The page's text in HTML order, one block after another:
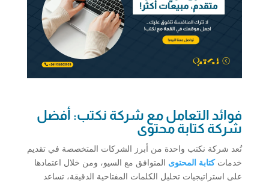
فوائد التعامل مع شركة نكتب: أفضل
شركة كتابة محتوى
تُعد شركة نكتب واحدة من أبرز الشركات المتخصصة في تقديم
خدماتكتابة المحتوى المتوافق مع السيو، ومن خلال اعتمادها
على استراتيجيات تحليل الكلمات المفتاحية الدقيقة، تساعد